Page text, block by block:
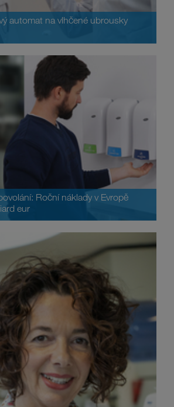
automat na vlhčené ubrousky
Roční náklady v Evropě
eur